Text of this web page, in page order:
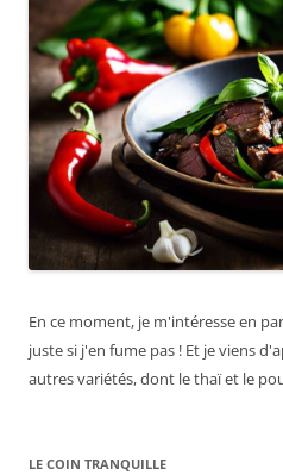
En ce moment, je m'intéresse en
juste si j'en fume pas ! Et je viens
autres variétés, dont le thaï et le
LE COIN TRANQUILLE